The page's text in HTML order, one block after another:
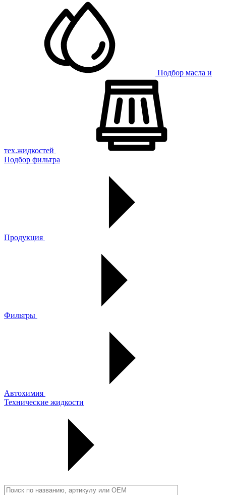
Подбор масла и
тех.жидкостей
Подбор фильтра
Продукция
Фильтры
Автохимия
Технические жидкости